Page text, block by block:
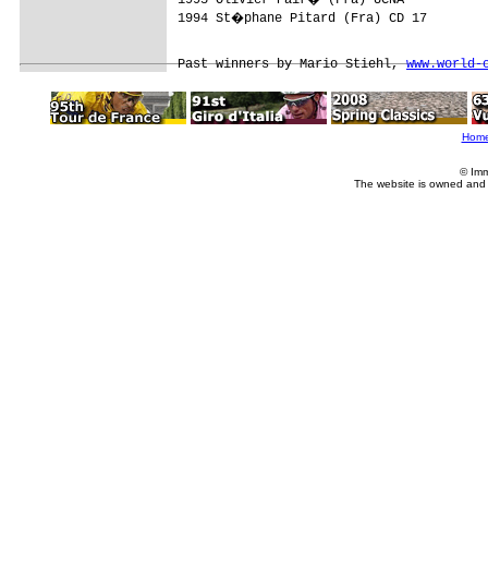
1994 St�phane Pitard (Fra) CD 17
Past winners by Mario Stiehl,
©
The website is owned